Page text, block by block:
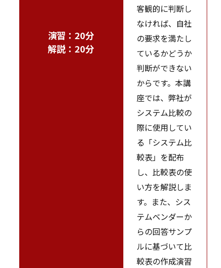
演習：20分
解説：20分
客観的に判断し
なければ、自社
の要求を満たし
ているかどうか
判断ができない
からです。本講
座では、弊社が
システム比較の
際に使用してい
る「システム比
較表」を配布
し、比較表の使
い方を解説しま
す。また、シス
テムベンダーか
らの回答サンプ
ルに基づいて比
較表の作成演習